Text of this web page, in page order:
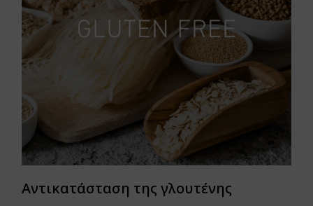
Αντικατάσταση της γλουτένης